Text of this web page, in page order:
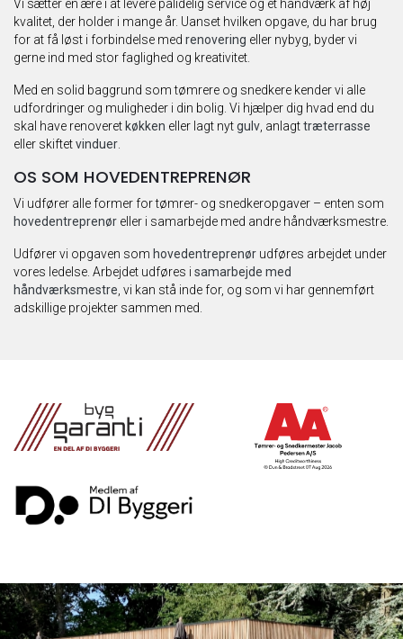
Vi sætter en ære i at levere pålidelig service og et håndværk af høj
kvalitet, der holder i mange år. Uanset hvilken opgave, du har brug
for at få løst i forbindelse med renovering eller nybyg, byder vi
gerne ind med stor faglighed og kreativitet.
Med en solid baggrund som tømrere og snedkere kender vi alle
udfordringer og muligheder i din bolig. Vi hjælper dig hvad end du
skal have renoveret køkken eller lagt nytgulv , anlagttræterrasse
eller skiftetvinduer
OS SOM HOVEDENTREPRENØR
Vi udfører alle former for tømrer- og snedkeropgaver – enten som
hovedentreprenør eller i samarbejde med andre håndværksmestre.
Udfører vi opgaven som hovedentreprenør udføres arbejdet under
vores ledelse. Arbejdet udføres i samarbejde med
håndværksmestre , vi kan stå inde for, og som vi har gennemført
adskillige projekter sammen med.